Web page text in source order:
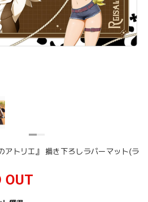
アトリエ』 描き下ろしラバーマット(ラ
OUT